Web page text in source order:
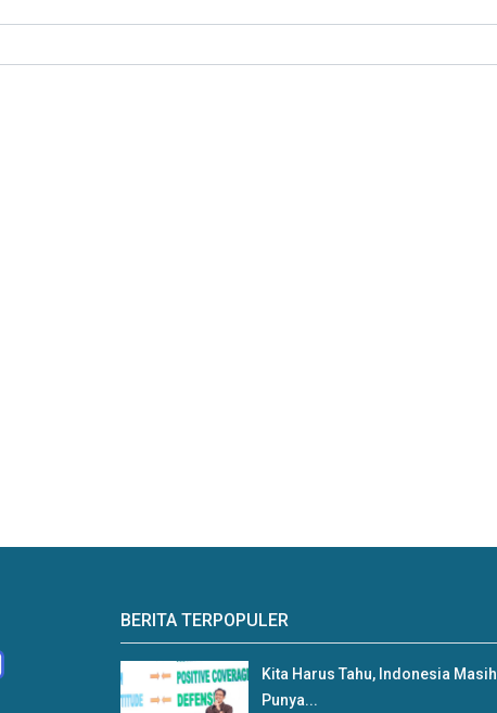
BERITA TERPOPULER
Kita Harus Tahu, Indonesia Masih
Punya...